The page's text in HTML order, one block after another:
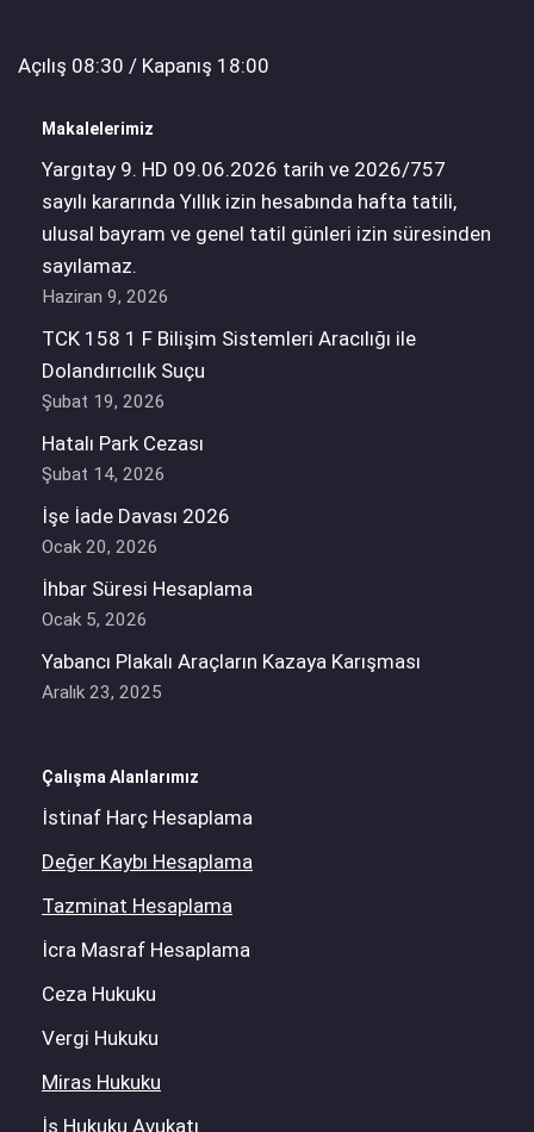
Açılış 08:30 / Kapanış 18:00
Makalelerimiz
Yargıtay 9. HD 09.06.2026 tarih ve 2026/757
sayılı kararında Yıllık izin hesabında hafta tatili,
ulusal bayram ve genel tatil günleri izin süresinden
sayılamaz.
Haziran 9, 2026
TCK 158 1 F Bilişim Sistemleri Aracılığı ile
Dolandırıcılık Suçu
Şubat 19, 2026
Hatalı Park Cezası
Şubat 14, 2026
İşe İade Davası 2026
Ocak 20, 2026
İhbar Süresi Hesaplama
Ocak 5, 2026
Yabancı Plakalı Araçların Kazaya Karışması
Aralık 23, 2025
Çalışma Alanlarımız
İstinaf Harç Hesaplama
Değer Kaybı Hesaplama
Tazminat Hesaplama
İcra Masraf Hesaplama
Ceza Hukuku
Vergi Hukuku
Miras Hukuku
İş Hukuku Avukatı